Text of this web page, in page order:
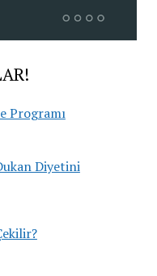
Programı
Diyetini